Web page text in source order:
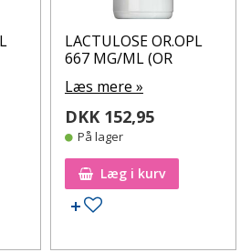
LACTULOSE OR.OPL
667 MG/ML (OR
Læs mere »
DKK 152,95
På lager
Læg i kurv
Tilføj til ønskeseddel